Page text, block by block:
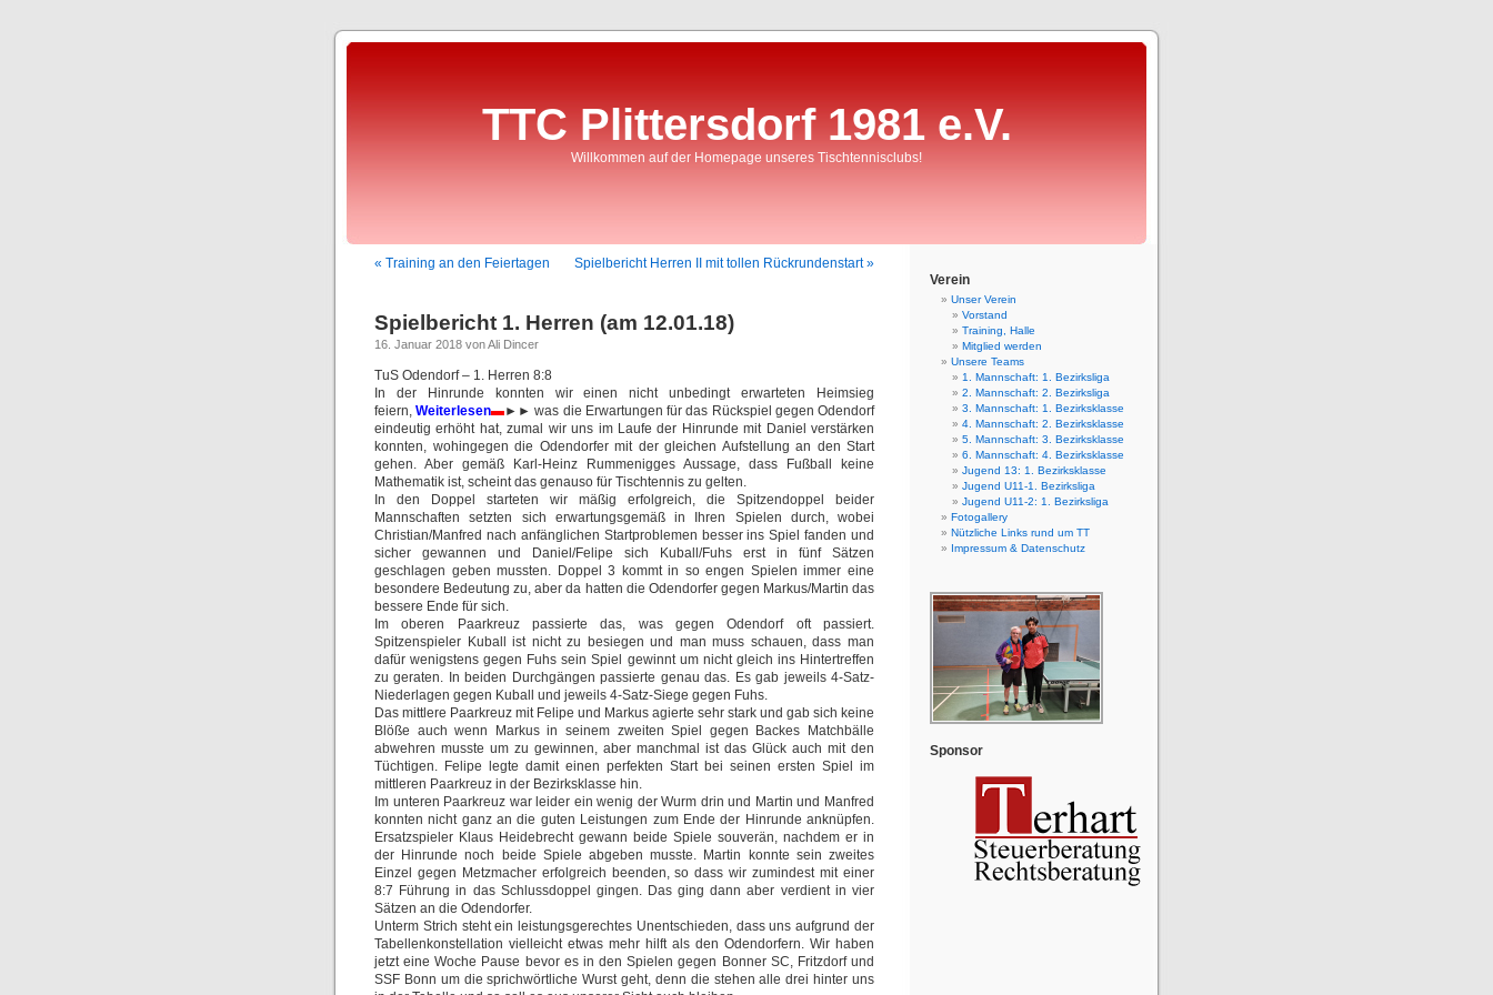
TTC Plittersdorf 1981 e.V.
Willkommen auf der Homepage unseres Tischtennisclubs!
« Training an den Feiertagen Spielbericht Herren II mit tollen Rückrundenstart »
Spielbericht 1. Herren (am 12.01.18)
16. Januar 2018 von Ali Dincer
TuS Odendorf – 1. Herren 8:8
In der Hinrunde konnten wir einen nicht unbedingt erwarteten Heimsieg
feiern,Weiterlesen▬►► was die Erwartungen für das Rückspiel gegen Odendorf
eindeutig erhöht hat, zumal wir uns im Laufe der Hinrunde mit Daniel verstärken
konnten, wohingegen die Odendorfer mit der gleichen Aufstellung an den Start
gehen. Aber gemäß Karl-Heinz Rummenigges Aussage, dass Fußball keine
Mathematik ist, scheint das genauso für Tischtennis zu gelten.
In den Doppel starteten wir mäßig erfolgreich, die Spitzendoppel beider
Mannschaften setzten sich erwartungsgemäß in Ihren Spielen durch, wobei
Christian/Manfred nach anfänglichen Startproblemen besser ins Spiel fanden und
sicher gewannen und Daniel/Felipe sich Kuball/Fuhs erst in fünf Sätzen
geschlagen geben mussten. Doppel 3 kommt in so engen Spielen immer eine
besondere Bedeutung zu, aber da hatten die Odendorfer gegen Markus/Martin das
bessere Ende für sich.
Im oberen Paarkreuz passierte das, was gegen Odendorf oft passiert.
Spitzenspieler Kuball ist nicht zu besiegen und man muss schauen, dass man
dafür wenigstens gegen Fuhs sein Spiel gewinnt um nicht gleich ins Hintertreffen
zu geraten. In beiden Durchgängen passierte genau das. Es gab jeweils 4-Satz-
Niederlagen gegen Kuball und jeweils 4-Satz-Siege gegen Fuhs.
Das mittlere Paarkreuz mit Felipe und Markus agierte sehr stark und gab sich keine
Blöße auch wenn Markus in seinem zweiten Spiel gegen Backes Matchbälle
abwehren musste um zu gewinnen, aber manchmal ist das Glück auch mit den
Tüchtigen. Felipe legte damit einen perfekten Start bei seinen ersten Spiel im
mittleren Paarkreuz in der Bezirksklasse hin.
Im unteren Paarkreuz war leider ein wenig der Wurm drin und Martin und Manfred
konnten nicht ganz an die guten Leistungen zum Ende der Hinrunde anknüpfen.
Ersatzspieler Klaus Heidebrecht gewann beide Spiele souverän, nachdem er in
der Hinrunde noch beide Spiele abgeben musste. Martin konnte sein zweites
Einzel gegen Metzmacher erfolgreich beenden, so dass wir zumindest mit einer
8:7 Führung in das Schlussdoppel gingen. Das ging dann aber verdient in vier
Sätzen an die Odendorfer.
Unterm Strich steht ein leistungsgerechtes Unentschieden, dass uns aufgrund der
Tabellenkonstellation vielleicht etwas mehr hilft als den Odendorfern. Wir haben
jetzt eine Woche Pause bevor es in den Spielen gegen Bonner SC, Fritzdorf und
SSF Bonn um die sprichwörtliche Wurst geht, denn die stehen alle drei hinter uns
Verein
Unser Verein
Vorstand
Training, Halle
Mitglied werden
Unsere Teams
1. Mannschaft: 1. Bezirksliga
2. Mannschaft: 2. Bezirksliga
3. Mannschaft: 1. Bezirksklasse
4. Mannschaft: 2. Bezirksklasse
5. Mannschaft: 3. Bezirksklasse
6. Mannschaft: 4. Bezirksklasse
Jugend 13: 1. Bezirksklasse
Jugend U11-1. Bezirksliga
Jugend U11-2: 1. Bezirksliga
Fotogallery
Nützliche Links rund um TT
Impressum & Datenschutz
Sponsor